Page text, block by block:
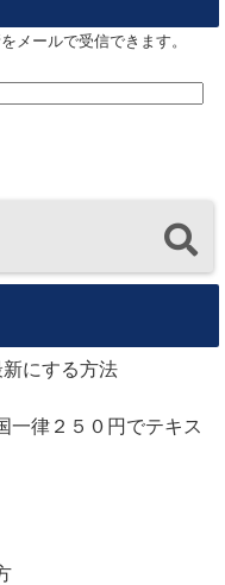
メールで受信できます。
にする方法
一律２５０円でテキス